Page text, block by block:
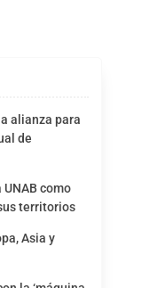
alianza para
de
como
territorios
Asia y